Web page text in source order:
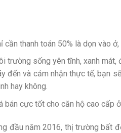
cần thanh toán 50% là dọn vào
trường sống yên tĩnh, xanh mát,
đến và cảm nhận thực tế, bạn
hay không.
bán cực tốt cho căn hộ cao cấp
đầu năm 2016, thị trường bất